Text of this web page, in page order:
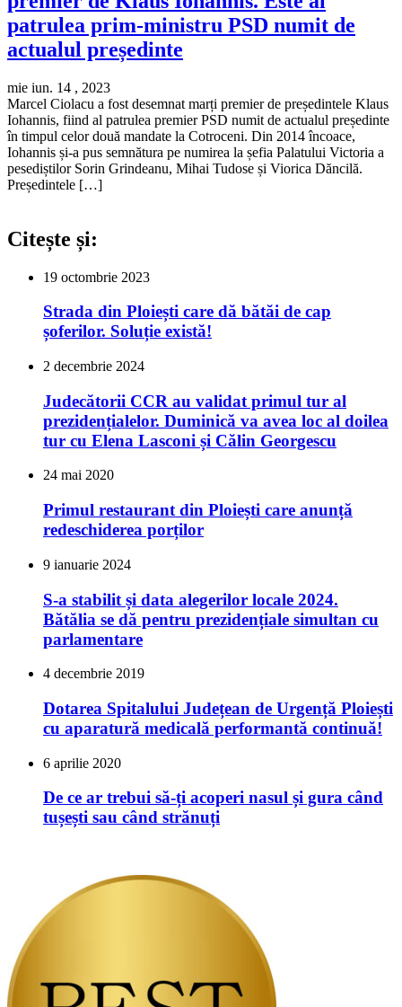
patrulea prim-ministru PSD numit de
actualul președinte
mie iun. 14 , 2023
Marcel Ciolacu a fost desemnat marți premier de președintele Klaus
Iohannis, fiind al patrulea premier PSD numit de actualul președinte
în timpul celor două mandate la Cotroceni. Din 2014 încoace,
Iohannis și-a pus semnătura pe numirea la șefia Palatului Victoria a
pesediștilor Sorin Grindeanu, Mihai Tudose și Viorica Dăncilă.
Președintele […]
Citește și:
19 octombrie 2023
Strada din Ploiești care dă bătăi de cap
șoferilor. Soluție există!
2 decembrie 2024
Judecătorii CCR au validat primul tur al
prezidențialelor. Duminică va avea loc al doilea
tur cu Elena Lasconi și Călin Georgescu
24 mai 2020
Primul restaurant din Ploiești care anunță
redeschiderea porților
9 ianuarie 2024
S-a stabilit și data alegerilor locale 2024.
Bătălia se dă pentru prezidențiale simultan cu
parlamentare
4 decembrie 2019
Dotarea Spitalului Județean de Urgență Ploiești
cu aparatură medicală performantă continuă!
6 aprilie 2020
De ce ar trebui să-ți acoperi nasul și gura când
tușești sau când strănuți